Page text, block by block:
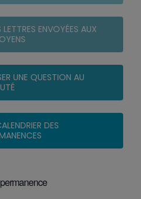
LETTRES ENVOYÉES AUX
UNE QUESTION AU
DES